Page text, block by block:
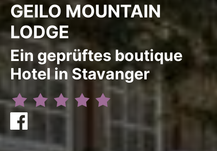
GEILO MOUNTAIN
LODGE
Ein geprüftes boutique
Hotel in Stavanger